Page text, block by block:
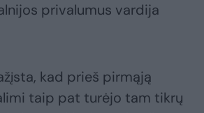
privalumus vardija
kad prieš pirmąją
taip pat turėjo tam tikrų